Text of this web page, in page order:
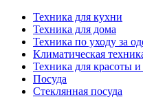
Техника для кухни
Техника для дома
Техника по уходу за
Климатическая
Техника для красоты и
Посуда
Стеклянная посуда